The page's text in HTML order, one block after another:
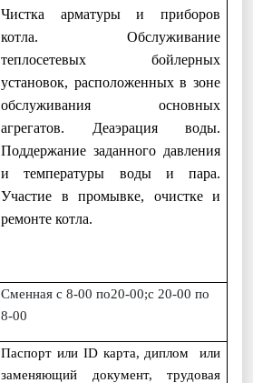
Чистка арматуры и приборов
котла. Обслуживание
теплосетевых бойлерных
установок, расположенных в зоне
обслуживания основных
агрегатов. Деаэрация воды.
Поддержание заданного давления
и температуры воды и пара.
Участие в промывке, очистке и
ремонте котла.
Сменная с 8-00 по20-00;с 20-00 по
8-00
Паспорт или IDкарта, диплом или
заменяющий документ, трудовая